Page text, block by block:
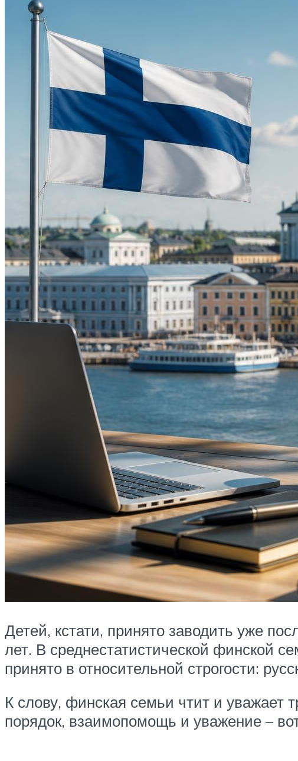
Детей, кстати, принято заводить уже
лет. В среднестатистической финской
принято в относительной строгости:
К слову, финская семьи чтит и уважает
порядок, взаимопомощь и уважение –